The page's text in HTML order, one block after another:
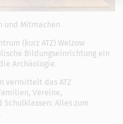
und Mitmachen
(kurz ATZ) Welzow
Bildungseinrichtung ein
Archäologie.
vermittelt das ATZ
Vereine,
Schulklassen: Alles zum